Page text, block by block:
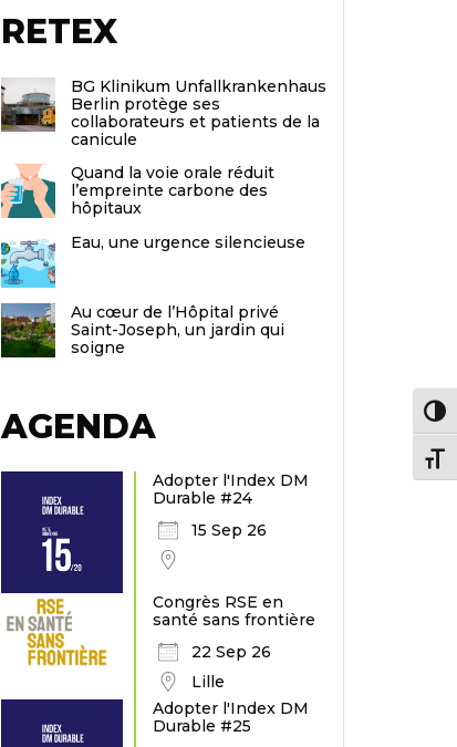
RETEX
BG Klinikum Unfallkrankenhaus
Berlin protège ses
collaborateurs et patients de la
canicule
Quand la voie orale réduit
l’empreinte carbone des
hôpitaux
Eau, une urgence silencieuse
Au cœur de l’Hôpital privé
Saint-Joseph, un jardin qui
soigne
AGENDA
Adopter l'Index DM
Durable #24
15 Sep 26
Congrès RSE en
santé sans frontière
22 Sep 26
Lille
Adopter l'Index DM
Durable #25